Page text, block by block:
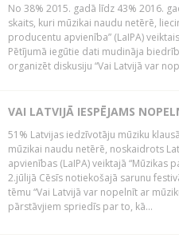
No 38% 2015. gadā līdz 43% 2016.
skaits, kuri mūzikai naudu netērē,
producentu apvienība” (LaIPA)
Pētījumā iegūtie dati mudināja
organizēt diskusiju “Vai Latvijā var
VAI LATVIJĀ IESPĒJAMS
51% Latvijas iedzīvotāju mūziku
mūzikai naudu netērē, noskaidrots
apvienības (LaIPA) veiktajā “Mūzikas
2.jūlijā Cēsīs notiekošajā sarunu
tēmu “Vai Latvijā var nopelnīt ar
pārstāvjiem spriedīs par to, kā...